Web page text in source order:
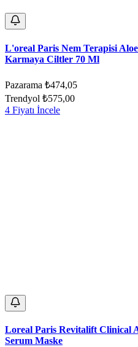
L'oreal Paris Nem Terapisi
Karmaya Ciltler 70 Ml
Pazarama ₺474,05
Trendyol ₺575,00
4 Fiyatı İncele
Loreal Paris Revitalift Clinical
Serum Maske